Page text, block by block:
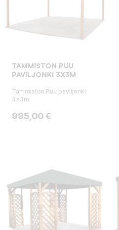
TAMMISTON PUU
PAVILJONKI 3X3M
Tammiston Puu paviljonki
3x3m
Hinta
995,00 €